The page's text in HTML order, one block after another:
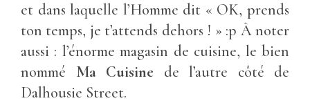
et dans laquelle l’Homme dit « OK, prends
ton temps, je t’attends dehors ! » :p À noter
aussi : l’énorme magasin de cuisine, le bien
nommé Ma Cuisine de l’autre côté de
Dalhousie Street.